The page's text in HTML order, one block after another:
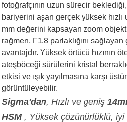
fotoğrafçının uzun süredir
bariyerini aşan gerçek yüksek hızlı
mm değerini kapsayan zoom
rağmen, F1.8 parlaklığını
avantajdır. Yüksek örtücü hızının
ateşböceği sürülerini kristal
etkisi ve ışık yayılmasına karşı
görüntüleyebilir.
Sigma'dan, Hızlı ve geniş
HSM, Yüksek çözünürlüklü, iyi